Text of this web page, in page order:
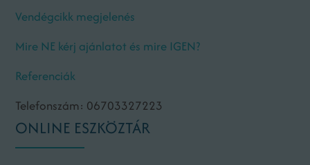
Vendégcikk megjelenés
Mire NE kérj ajánlatot és mire IGEN?
Referenciák
Telefonszám: 06703327223
ONLINE ESZKÖZTÁR